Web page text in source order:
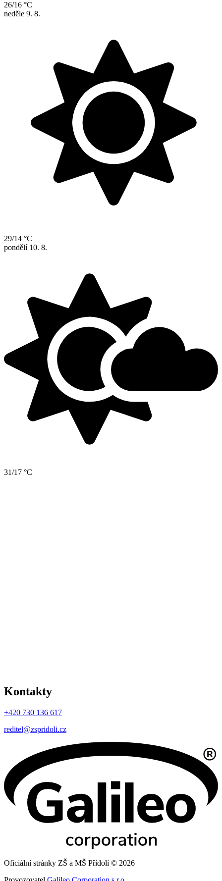
26/16 °C
neděle 9. 8.
29/14 °C
pondělí 10. 8.
31/17 °C
Kontakty
+420 730 136 617
reditel@zspridoli.cz
Oficiální stránky ZŠ a MŠ Přídolí © 2026